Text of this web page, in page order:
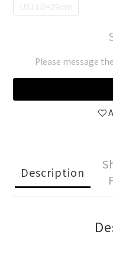
US11D=29cm
Please message
Description